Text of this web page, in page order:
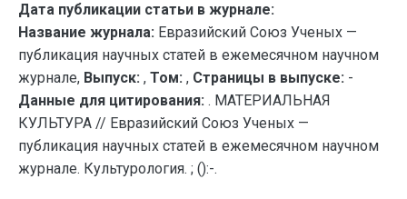
Дата публикации статьи в журнале:
Название журнала: Евразийский Союз Ученых —
публикация научных статей в ежемесячном научном
журнале, Выпуск: , Том: , Страницы в выпуске: -
Данные для цитирования: . МАТЕРИАЛЬНАЯ
КУЛЬТУРА // Евразийский Союз Ученых —
публикация научных статей в ежемесячном научном
журнале. Культурология. ; ():-.